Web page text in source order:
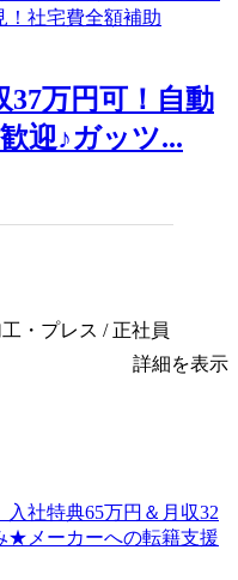
37万円可！自動
迎♪ガッツ...
・プレス / 正社員
詳細を表示